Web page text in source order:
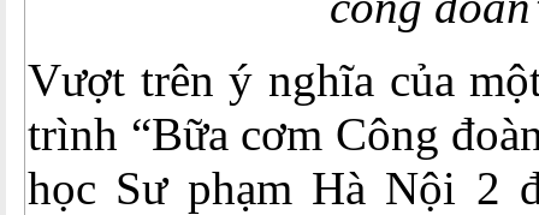
Vượt trên ý nghĩa của
trình “Bữa cơm Công
học Sư phạm Hà Nội 2